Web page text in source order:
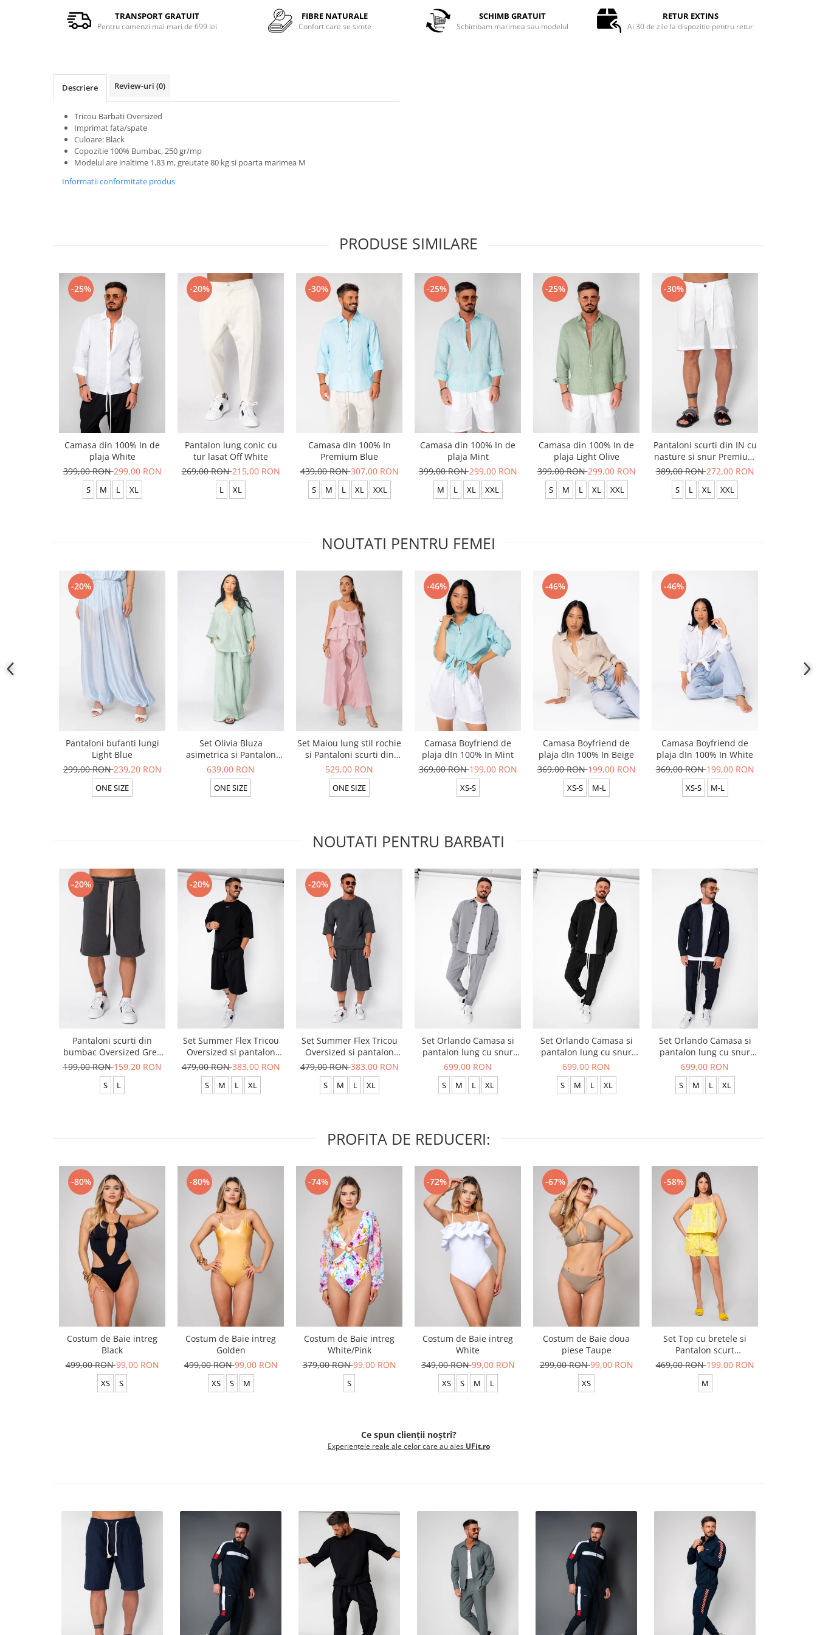
TRANSPORT GRATUIT
Pentru comenzi mai mari de 699 lei
FIBRE NATURALE
Confort care se simte
SCHIMB GRATUIT
Schimbam marimea sau modelul
RETUR EXTINS
Ai 30 de zile la dispozitie pentru retur
Descriere Review-uri (0)
Tricou Barbati Oversized
Imprimat fata/spate
Culoare: Black
Copozitie 100% Bumbac, 250 gr/mp
Modelul are inaltime 1.83 m, greutate 80 kg si poarta marimea M
Informatii conformitate produs
PRODUSE SIMILARE
-25%
Camasa din 100% In de
plaja White
399,00 RON299,00 RON
S M L XL
-20%
Pantalon lung conic cu
tur lasat Off White
269,00 RON215,00 RON
L XL
-30%
Camasa dIn 100% In
Premium Blue
439,00 RON307,00 RON
S M L XL XXL
-25%
Camasa din 100% In de
plaja Mint
399,00 RON299,00 RON
M L XL XXL
-25%
Camasa din 100% In de
plaja Light Olive
399,00 RON299,00 RON
S M L XL XXL
-30%
Pantaloni scurti din IN cu
nasture si snur Premium
Edition White
389,00 RON272,00 RON
S L XL XXL
NOUTATI PENTRU FEMEI
-20%
Pantaloni bufanti lungi
Light Blue
299,00 RON239,20 RON
ONE SIZE
Set Olivia Bluza
asimetrica si Pantalon
lung din 100% in Light
Olive
639,00 RON
ONE SIZE
Set Maiou lung stil rochie
si Pantaloni scurti din
100% in Rose
529,00 RON
ONE SIZE
-46%
Camasa Boyfriend de
plaja dIn 100% In Mint
369,00 RON199,00 RON
XS-S
-46%
Camasa Boyfriend de
plaja dIn 100% In Beige
369,00 RON199,00 RON
XS-S M-L
-46%
Camasa Boyfriend de
plaja dIn 100% In White
369,00 RON199,00 RON
XS-S M-L
NOUTATI PENTRU BARBATI
-20%
Pantaloni scurti din
bumbac Oversized Grey
Anthracite
199,00 RON159,20 RON
S L
-20%
Set Summer Flex Tricou
Oversized si pantalon
scurt Baggy Black
479,00 RON383,00 RON
S M L XL
-20%
Set Summer Flex Tricou
Oversized si pantalon
scurt Baggy Grey
Anthracite
479,00 RON383,00 RON
S M L XL
Set Orlando Camasa si
pantalon lung cu snur
Premium Grey
699,00 RON
S M L XL
Set Orlando Camasa si
pantalon lung cu snur
Premium Black
699,00 RON
S M L XL
Set Orlando Camasa si
pantalon lung cu snur
Premium Navy
699,00 RON
S M L XL
PROFITA DE REDUCERI:
-80%
Costum de Baie intreg
Black
499,00 RON99,00 RON
XS S
-80%
Costum de Baie intreg
Golden
499,00 RON99,00 RON
XS S M
-74%
Costum de Baie intreg
White/Pink
379,00 RON99,00 RON
S
-72%
Costum de Baie intreg
White
349,00 RON99,00 RON
XS S M L
-67%
Costum de Baie doua
piese Taupe
299,00 RON99,00 RON
XS
-58%
Set Top cu bretele si
Pantalon scurt
Yellow/White
469,00 RON199,00 RON
M
Ce spun clienții noștri?
Experiențele reale ale celor care au ales UFit.ro